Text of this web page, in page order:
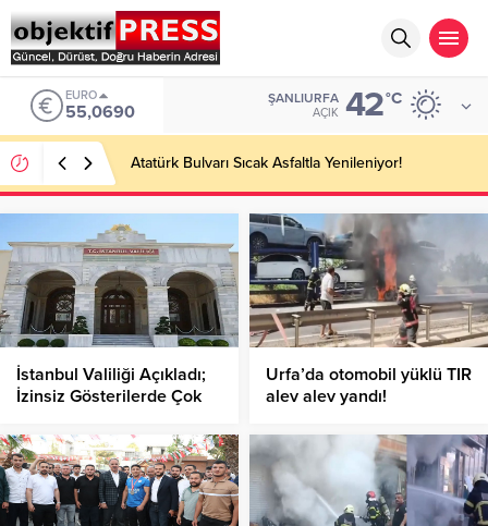
EURO
55,0690
ŞANLIURFA
AÇIK 42°C
Atatürk Bulvarı Sıcak Asfaltla Yenileniyor!
İstanbul Valiliği Açıkladı;
İzinsiz Gösterilerde Çok
Alındı!
Urfa’da otomobil yüklü TIR
alev alev yandı!